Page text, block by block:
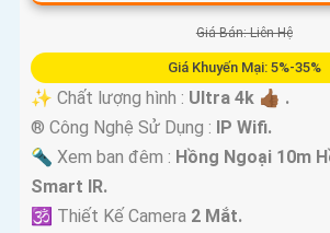
Giá Bán: Liên Hệ
Giá Khuyến Mại: 5%-35%
✨ Chất lượng hình : Ultra 4k 👍🏾 .
®️ Công Nghệ Sử Dụng : IP Wifi.
🔦 Xem ban đêm : Hồng Ngoại 10m
Smart IR.
🕉️ Thiết Kế Camera 2 Mắt.